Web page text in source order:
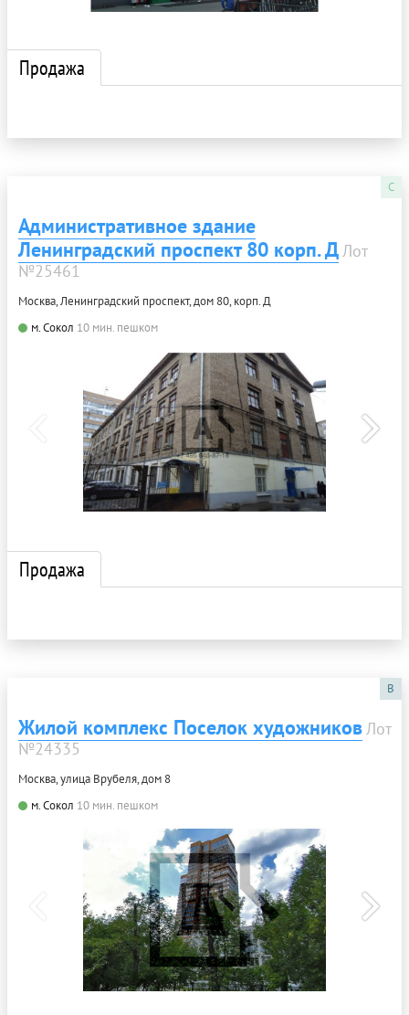
Продажа
C
Административное здание
Ленинградский проспект 80 корп. ДЛот
№25461
Москва, Ленинградский проспект, дом 80, корп. Д
м. Сокол 10 мин. пешком
Продажа
B
Жилой комплекс Поселок художниковЛот
№24335
Москва, улица Врубеля, дом 8
м. Сокол 10 мин. пешком